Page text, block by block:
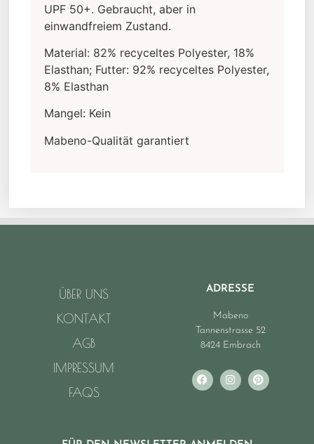
UPF 50+. Gebraucht, aber in
einwandfreiem Zustand.
Material: 82% recyceltes Polyester, 18%
Elasthan; Futter: 92% recyceltes Polyester,
8% Elasthan
Mangel: Kein
Mabeno-Qualität garantiert
ÜBER UNS
KONTAKT
AGB
IMPRESSUM
FAQS
ADRESSE
Mabeno
Tannenstrasse 52
8424 Embrach